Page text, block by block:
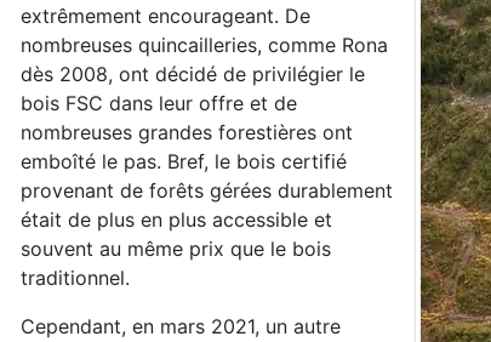
extrêmement encourageant. De
nombreuses quincailleries, comme Rona
dès 2008, ont décidé de privilégier le
bois FSC dans leur offre et de
nombreuses grandes forestières ont
emboîté le pas. Bref, le bois certifié
provenant de forêts gérées durablement
était de plus en plus accessible et
souvent au même prix que le bois
traditionnel.
Cependant, en mars 2021, un autre